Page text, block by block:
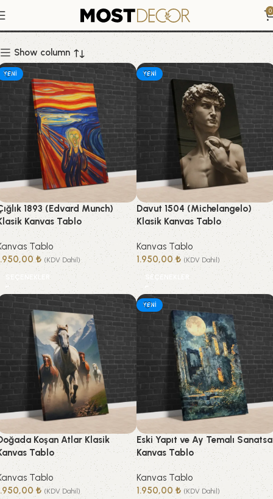
0
Kanvas Tablo
Show column
YENI
1893 (Edvard Munch)
Kanvas Tablo
Tablo
₺ (KDV Dahil)
SEÇENEKLER
YENI
Davut 1504 (Michelangelo)
Klasik Kanvas Tablo
Kanvas Tablo
1.950,00₺ (KDV Dahil)
SEÇENEKLER
Koşan Atlar Klasik
Tablo
Tablo
₺ (KDV Dahil)
YENI
Eski Yapıt ve Ay Temalı
Kanvas Tablo
Kanvas Tablo
1.950,00 ₺ (KDV Dahil)